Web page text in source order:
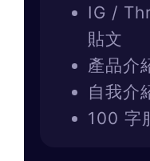
IG /
貼文
產品介
自我介
100 字